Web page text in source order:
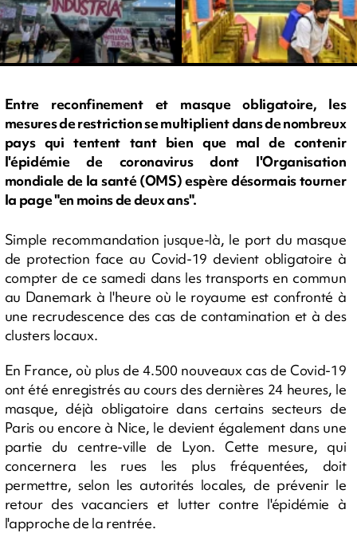
Entre reconfinement et masque obligatoire, les
mesures de restriction se multiplient dans de nombreux
pays qui tentent tant bien que mal de contenir
l'épidémie de coronavirus dont l'Organisation
mondiale de la santé (OMS) espère désormais tourner
la page "en moins de deux ans".
Simple recommandation jusque-là, le port du masque
de protection face au Covid-19 devient obligatoire à
compter de ce samedi dans les transports en commun
au Danemark à l'heure où le royaume est confronté à
une recrudescence des cas de contamination et à des
clusters locaux.
En France, où plus de 4.500 nouveaux cas de Covid-19
ont été enregistrés au cours des dernières 24 heures, le
masque, déjà obligatoire dans certains secteurs de
Paris ou encore à Nice, le devient également dans une
partie du centre-ville de Lyon. Cette mesure, qui
concernera les rues les plus fréquentées, doit
permettre, selon les autorités locales, de prévenir le
retour des vacanciers et lutter contre l'épidémie à
l'approche de la rentrée.